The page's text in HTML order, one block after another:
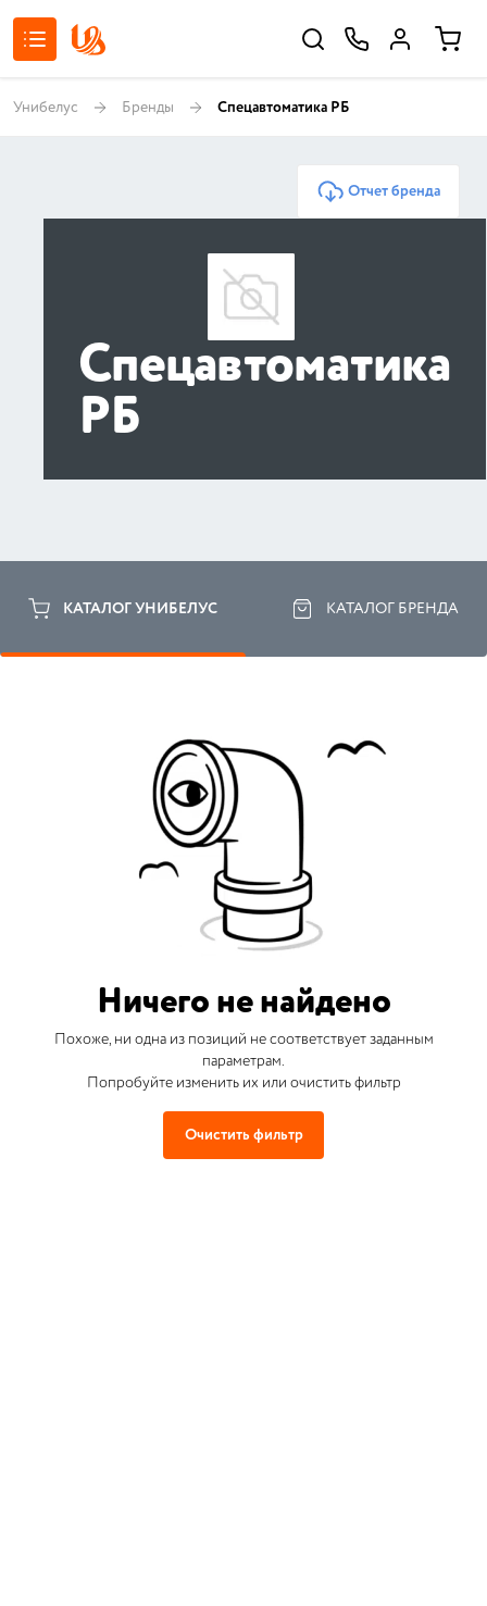
Унибелус Бренды Спецавтоматика РБ
Отчет бренда
Спецавтоматика
РБ
КАТАЛОГ УНИБЕЛУС КАТАЛОГ БРЕНДА
Ничего не найдено
Похоже, ни одна из позиций не соответствует заданным
параметрам.
Попробуйте изменить их или очистить фильтр
Очистить фильтр